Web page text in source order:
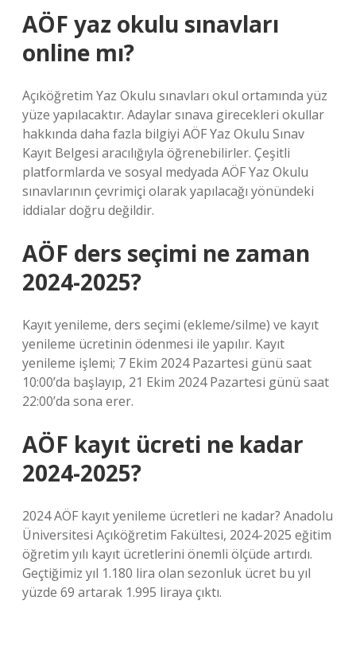
AÖF yaz okulu sınavları
online mı?
Açıköğretim Yaz Okulu sınavları okul ortamında yüz
yüze yapılacaktır. Adaylar sınava girecekleri okullar
hakkında daha fazla bilgiyi AÖF Yaz Okulu Sınav
Kayıt Belgesi aracılığıyla öğrenebilirler. Çeşitli
platformlarda ve sosyal medyada AÖF Yaz Okulu
sınavlarının çevrimiçi olarak yapılacağı yönündeki
iddialar doğru değildir.
AÖF ders seçimi ne zaman
2024-2025?
Kayıt yenileme, ders seçimi (ekleme/silme) ve kayıt
yenileme ücretinin ödenmesi ile yapılır. Kayıt
yenileme işlemi; 7 Ekim 2024 Pazartesi günü saat
10:00’da başlayıp, 21 Ekim 2024 Pazartesi günü saat
22:00’da sona erer.
AÖF kayıt ücreti ne kadar
2024-2025?
2024 AÖF kayıt yenileme ücretleri ne kadar? Anadolu
Üniversitesi Açıköğretim Fakültesi, 2024-2025 eğitim
öğretim yılı kayıt ücretlerini önemli ölçüde artırdı.
Geçtiğimiz yıl 1.180 lira olan sezonluk ücret bu yıl
yüzde 69 artarak 1.995 liraya çıktı.